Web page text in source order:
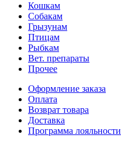
Кошкам
Собакам
Грызунам
Птицам
Рыбкам
Вет. препараты
Прочее
Оформление заказа
Оплата
Возврат товара
Доставка
Программа лояльности